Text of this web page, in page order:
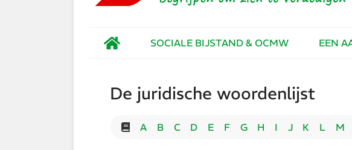
SOCIALE BIJSTAND & OCMW EEN
De juridische woordenlijst
A B C D E F G H I J K L M